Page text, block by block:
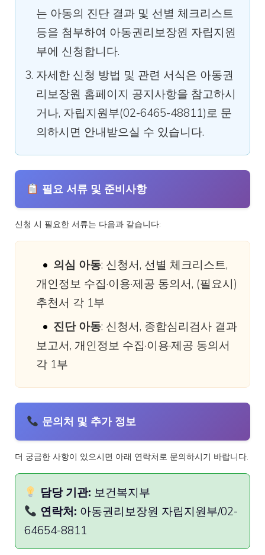
는 아동의 진단 결과 및 선별 체크리스트
등을 첨부하여 아동권리보장원 자립지원
부에 신청합니다.
자세한 신청 방법 및 관련 서식은 아동권
리보장원 홈페이지 공지사항을 참고하시
거나, 자립지원부(02-6465-48811)로 문
의하시면 안내받으실 수 있습니다.
필요 서류 및 준비사항
신청 시 필요한 서류는 다음과 같습니다:
의심 아동: 신청서, 선별 체크리스트,
개인정보 수집·이용·제공 동의서, (필요시)
추천서 각 1부
진단 아동: 신청서, 종합심리검사 결과
보고서, 개인정보 수집·이용·제공 동의서
각 1부
문의처 및 추가 정보
더 궁금한 사항이 있으시면 아래 연락처로 문의하시기 바랍니다.
담당 기관: 보건복지부
연락처: 아동권리보장원 자립지원부/02-
64654-8811